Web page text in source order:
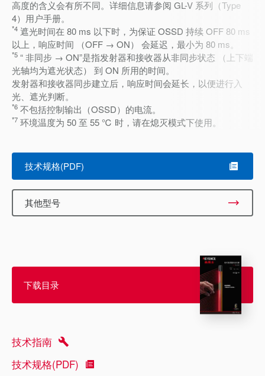
高度的含义会有所不同。详细信息请参阅 GL-V 系列（Type
4）用户手册。
*4 遮光时间在 80 ms 以下时，为保证 OSSD 持续 OFF 80 ms
以上，响应时间 （OFF → ON） 会延迟，最小为 80 ms。
*5 “ 非同步 → ON”是指发射器和接收器从非同步状态 （上下端
光轴均为遮光状态） 到 ON 所用的时间。
发射器和接收器同步建立后，响应时间会延长，以便进行入
光、遮光判断。
*6 不包括控制输出（OSSD）的电流。
*7 环境温度为 50 至 55 ℃ 时，请在熄灭模式下使用。
技术规格(PDF)
其他型号
下载目录
技术指南
技术规格(PDF)